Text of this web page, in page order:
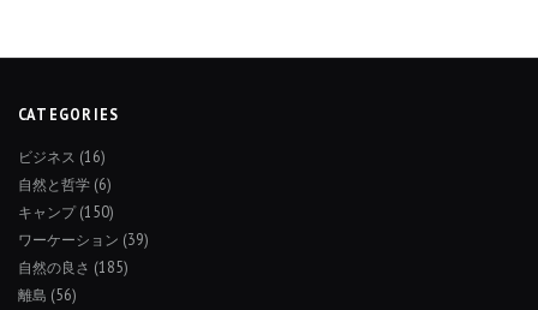
CATEGORIES
ビジネス (16)
自然と哲学 (6)
キャンプ(150)
ワーケーション (39)
自然の良さ (185)
離島 (56)